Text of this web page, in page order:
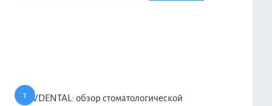
KAVDENTAL: обзор стоматологической